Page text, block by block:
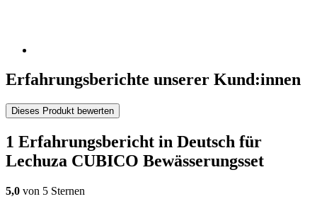
Erfahrungsberichte unserer Kund:innen
Dieses Produkt bewerten
1 Erfahrungsbericht in Deutsch für
Lechuza CUBICO Bewässerungsset
5,0 von 5 Sternen